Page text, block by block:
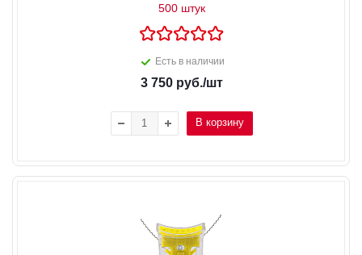
500 штук
Есть в наличии
3 750руб./шт
В корзину